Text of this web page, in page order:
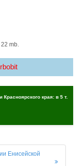
mb.
края: в 5 т.
Енисейской